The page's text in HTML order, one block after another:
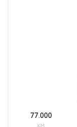
77.000
KM